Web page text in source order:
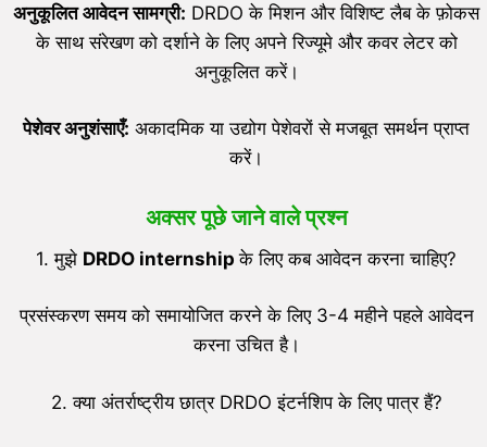
अनुकूलित आवेदन सामग्री: DRDO के मिशन और विशिष्ट लैब के फ़ोकस
के साथ संरेखण को दर्शाने के लिए अपने रिज्यूमे और कवर लेटर को
अनुकूलित करें।
पेशेवर अनुशंसाएँ: अकादमिक या उद्योग पेशेवरों से मजबूत समर्थन प्राप्त
करें।
अक्सर पूछे जाने वाले प्रश्न
1. मुझे DRDO internshipके लिए कब आवेदन करना चाहिए?
प्रसंस्करण समय को समायोजित करने के लिए 3-4 महीने पहले आवेदन
करना उचित है।
2. क्या अंतर्राष्ट्रीय छात्र DRDO इंटर्नशिप के लिए पात्र हैं?